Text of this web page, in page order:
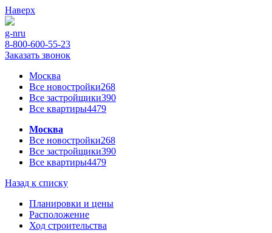
Наверх
g-nru
8-800-600-55-23
Заказать звонок
Москва
Все новостройки268
Все застройщики390
Все квартиры4479
Москва
Все новостройки268
Все застройщики390
Все квартиры4479
Назад к списку
Планировки и цены
Расположение
Ход строительства